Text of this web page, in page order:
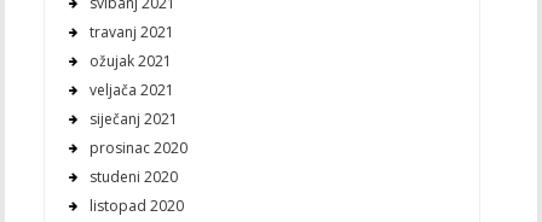
travanj 2021
ožujak 2021
veljača 2021
siječanj 2021
prosinac 2020
studeni 2020
listopad 2020